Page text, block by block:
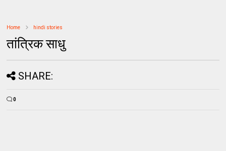
Home hindi stories
तांत्रिक साधु
SHARE:
0